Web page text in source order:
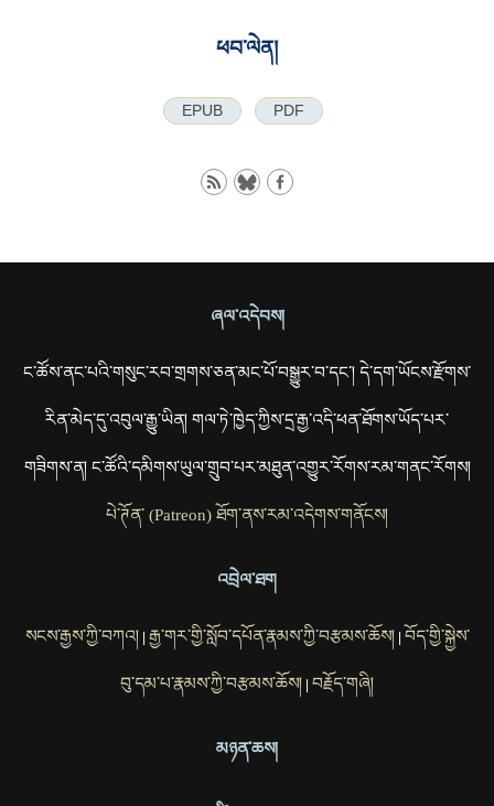
ཕབ་ལེན།
EPUB PDF
ཞལ་འདེབས།
ང་ཚོས་ནང་པའི་གསུང་རབ་གྲགས་ཅན་མང་པོ་བསྒྱུར་བ་དང་། དེ་དག་ཡོངས་རྫོགས་
རིན་མེད་དུ་འབུལ་རྒྱུ་ཡིན། གལ་ཏེ་ཁྱེད་ཀྱིས་དྲ་རྒྱ་འདི་ཕན་ཐོགས་ཡོད་པར་
གཟིགས་ན། ང་ཚོའི་དམིགས་ཡུལ་གྲུབ་པར་མཐུན་འགྱུར་རོགས་རམ་གནང་རོགས།
པེ་ཊོན་ (Patreon) ཐོག་ནས་རམ་འདེགས་གནོངས།
འབྲེལ་ཐག
སངས་རྒྱས་ཀྱི་བཀའ། རྒྱ་གར་གྱི་སློབ་དཔོན་རྣམས་ཀྱི་བརྩམས་ཆོས། བོད་གྱི་སྐྱེས་
བུ་དམ་པ་རྣམས་ཀྱི་བརྩམས་ཆོས། བརྗོད་གཞི།
མཉན་ཆས།